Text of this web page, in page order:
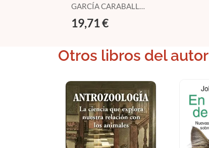
GARCÍA CARABALLO,
19,71 €
Otros libros del autor